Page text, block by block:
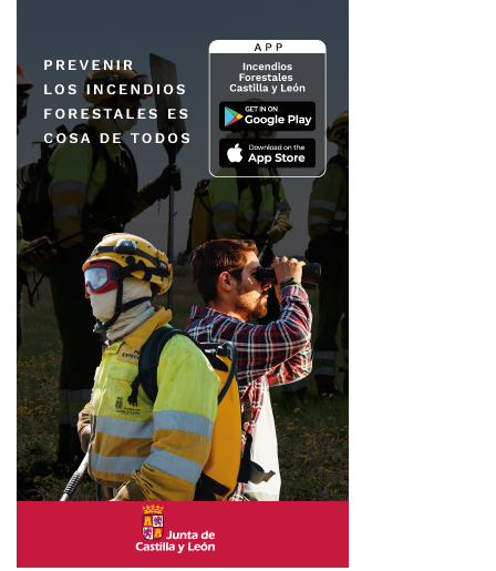
Ahora León
compraventa de viviendas en Castilla y León
INE marzo 2026
mercado inmobiliario en León
Noticias de León
registros de la propiedad
ventas de viviendas
vivienda en Castilla y León